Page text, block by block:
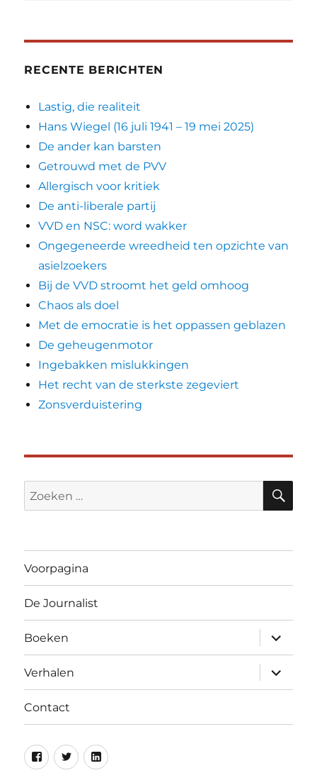
RECENTE BERICHTEN
Lastig, die realiteit
Hans Wiegel (16 juli 1941 – 19 mei 2025)
De ander kan barsten
Getrouwd met de PVV
Allergisch voor kritiek
De anti-liberale partij
VVD en NSC: word wakker
Ongegeneerde wreedheid ten opzichte van
asielzoekers
Bij de VVD stroomt het geld omhoog
Chaos als doel
Met de emocratie is het oppassen geblazen
De geheugenmotor
Ingebakken mislukkingen
Het recht van de sterkste zegeviert
Zonsverduistering
Zoeken
naar:
Voorpagina
De Journalist
Boeken
Verhalen
Contact
Facebook
TwitterLinkedin